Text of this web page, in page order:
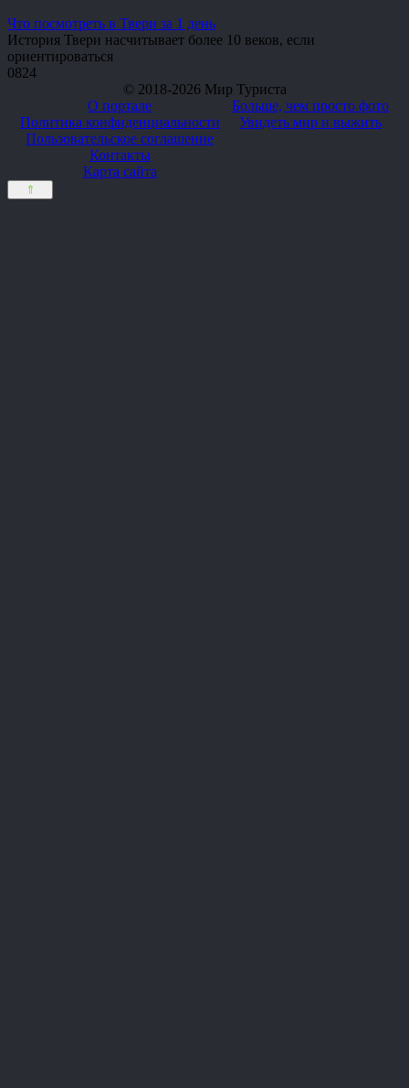
Что посмотреть в Твери за 1 день
История Твери насчитывает более 10 веков, если
ориентироваться
0824
© 2018-2026 Мир Туриста
О портале
Политика конфиденциальности
Пользовательское соглашение
Контакты
Карта сайта
Больше, чем просто фото
Увидеть мир и выжить